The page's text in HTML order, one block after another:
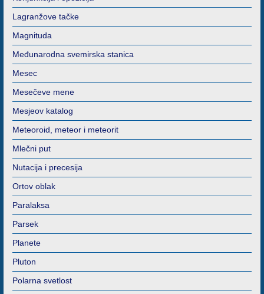
Lagranžove tačke
Magnituda
Međunarodna svemirska stanica
Mesec
Mesečeve mene
Mesjeov katalog
Meteoroid, meteor i meteorit
Mlečni put
Nutacija i precesija
Ortov oblak
Paralaksa
Parsek
Planete
Pluton
Polarna svetlost